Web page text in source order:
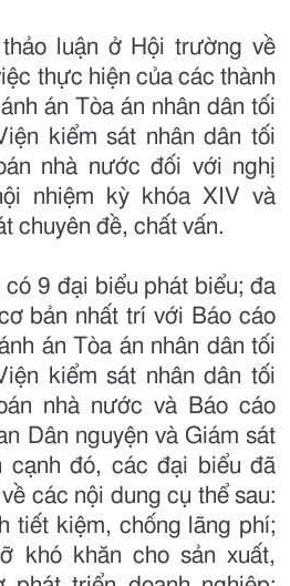
luận ở Hội trường về
thực hiện của các thành
án Tòa án nhân dân tối
kiểm sát nhân dân tối
nhà nước đối với nghị
nhiệm kỳ khóa XIV và
chuyên đề, chất vấn.
9 đại biểu phát biểu; đa
bản nhất trí với Báo cáo
án Tòa án nhân dân tối
kiểm sát nhân dân tối
nhà nước và Báo cáo
Dân nguyện và Giám sát
cạnh đó, các đại biểu đã
các nội dung cụ thể sau:
tiết kiệm, chống lãng phí;
khó khăn cho sản xuất,